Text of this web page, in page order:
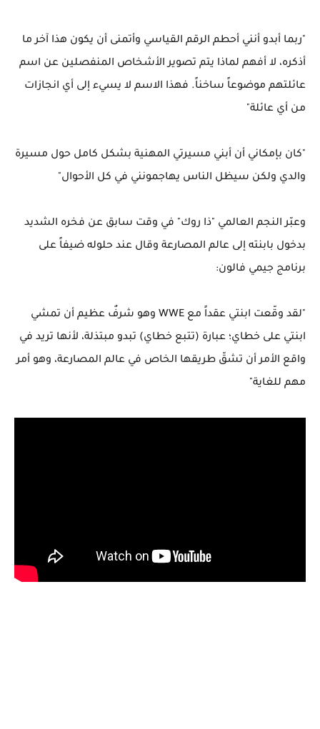
"ربما أبدو أنني أحطم الرقم القياسي وأتمنى أن يكون هذا آخر ما
أذكره، لا أفهم لماذا يتم تصوير الأشخاص المنفصلين عن اسم
عائلتهم موضوعاً ساخناً. فهذا الاسم لا يسيء إلى أي انجازات
من أي عائلة"
"كان بإمكاني أن أبني مسيرتي المهنية بشكل كامل حول مسيرة
والدي ولكن سيظل الناس يهاجمونني في كل الأحوال"
وعبّر النجم العالمي "ذا روك" في وقت سابق عن فخره الشديد
بدخول بابنته إلى عالم المصارعة وقال عند حلوله ضيفاً على
برنامج جيمي فالون:
"لقد وقّعت ابنتي عقداً مع WWE وهو شرفٌ عظيم أن تمشي
ابنتي على خطاي؛ عبارة (تتبع خطاي) تبدو مبتذلة، لأنها تريد في
واقع الأمر أن تشقّ طريقها الخاص في عالم المصارعة، وهو أمر
مهم للغاية"